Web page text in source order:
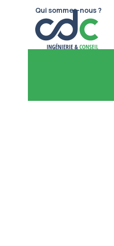
Qui sommes-nous ?